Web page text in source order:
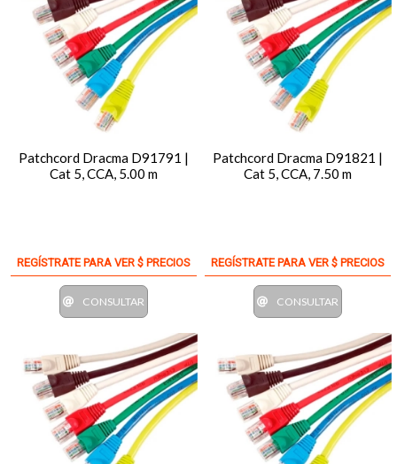
Patchcord Dracma D91791 |
Cat 5, CCA, 5.00 m
REGÍSTRATE PARA VER $ PRECIOS
CONSULTAR
Patchcord Dracma D91821 |
Cat 5, CCA, 7.50 m
REGÍSTRATE PARA VER $ PRECIOS
CONSULTAR